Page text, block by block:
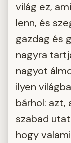
világ ez,
lenn, és
gazdag és
nagyra
nagyot
ilyen
bárhol: azt,
szabad
hogy